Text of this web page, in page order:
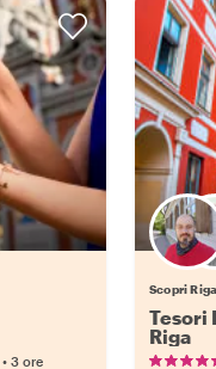
• 3 ore
Scopri
Tesori
Riga